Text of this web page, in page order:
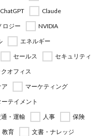
ChatGPT
Claude
ロジー
NVIDIA
エネルギー
セールス
セキュリティ
オフィス
マーケティング
テイメント
・運輸 人事
保険
教育
文書・ナレッジ